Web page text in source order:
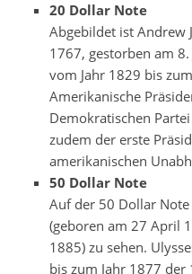
20 Dollar Note
Abgebildet ist Andrew
1767, gestorben am
vom Jahr 1829 bis
Amerikanische
Demokratischen
zudem der erste
amerikanischen
50 Dollar Note
Auf der 50 Dollar
(geboren am 27 April
1885) zu sehen.
bis zum Jahr 1877